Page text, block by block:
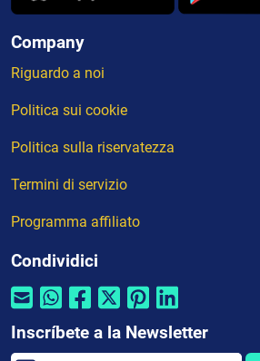
Company
Riguardo a noi
Politica sui cookie
Politica sulla riservatezza
Termini di servizio
Programma affiliato
Condividici
Inscríbete a la Newsletter